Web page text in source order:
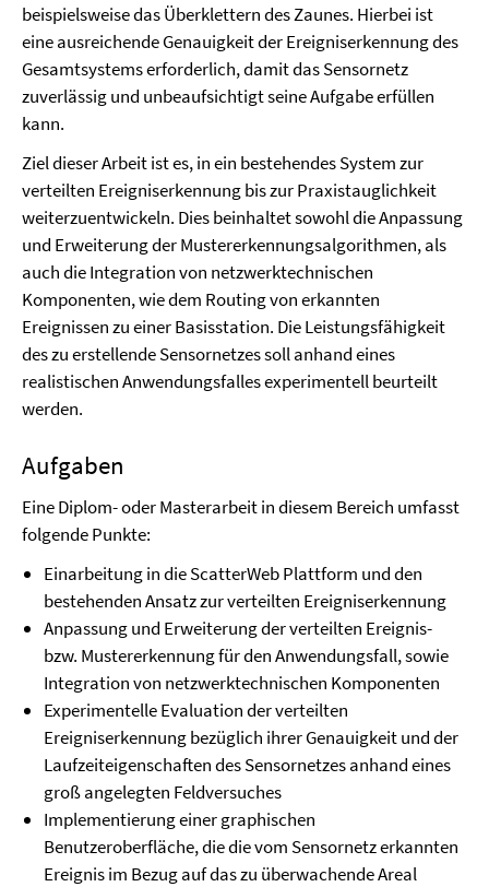
beispielsweise das Überklettern des Zaunes. Hierbei ist
eine ausreichende Genauigkeit der Ereigniserkennung des
Gesamtsystems erforderlich, damit das Sensornetz
zuverlässig und unbeaufsichtigt seine Aufgabe erfüllen
kann.
Ziel dieser Arbeit ist es, in ein bestehendes System zur
verteilten Ereigniserkennung bis zur Praxistauglichkeit
weiterzuentwickeln. Dies beinhaltet sowohl die Anpassung
und Erweiterung derMustererkennungsalgorithmen, als
auch die Integration von netzwerktechnischen
Komponenten, wie dem Routing von erkannten
Ereignissen zu einer Basisstation. Die Leistungsfähigkeit
des zu erstellende Sensornetzes soll anhand eines
realistischen Anwendungsfalles experimentell beurteilt
werden.
Aufgaben
Eine Diplom- oder Masterarbeit in diesem Bereich umfasst
folgende Punkte:
Einarbeitung in die ScatterWeb Plattform und den
bestehenden Ansatz zur verteilten Ereigniserkennung
Anpassung und Erweiterung der verteilten Ereignis-
bzw. Mustererkennung für den Anwendungsfall, sowie
Integration von netzwerktechnischen Komponenten
Experimentelle Evaluation der verteilten
Ereigniserkennung bezüglich ihrer Genauigkeit und der
Laufzeiteigenschaften des Sensornetzes anhand eines
groß angelegten Feldversuches
Implementierung einer graphischen
Benutzeroberfläche, die die vom Sensornetz erkannten
Ereignis im Bezug auf das zu überwachende Areal